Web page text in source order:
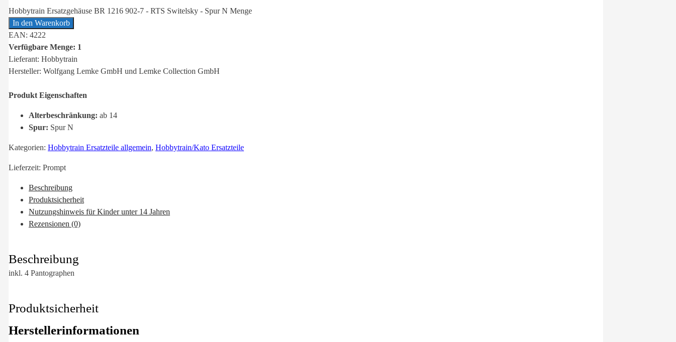
Hobbytrain Ersatzgehäuse BR 1216 902-7 - RTS Switelsky - Spur N Menge
In den Warenkorb
EAN: 4222
Verfügbare Menge: 1
Lieferant: Hobbytrain
Hersteller: Wolfgang Lemke GmbH und Lemke Collection GmbH
Produkt Eigenschaften
Alterbeschränkung: ab 14
Spur: Spur N
Kategorien: Hobbytrain Ersatzteile allgemein, Hobbytrain/Kato Ersatzteile
Lieferzeit: Prompt
Beschreibung
Produktsicherheit
Nutzungshinweis für Kinder unter 14 Jahren
Rezensionen (0)
Beschreibung
inkl. 4 Pantographen
Produktsicherheit
Herstellerinformationen